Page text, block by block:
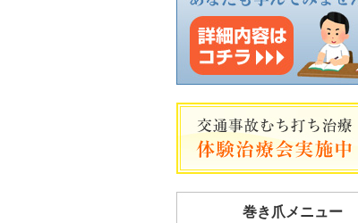
巻き爪メニュー